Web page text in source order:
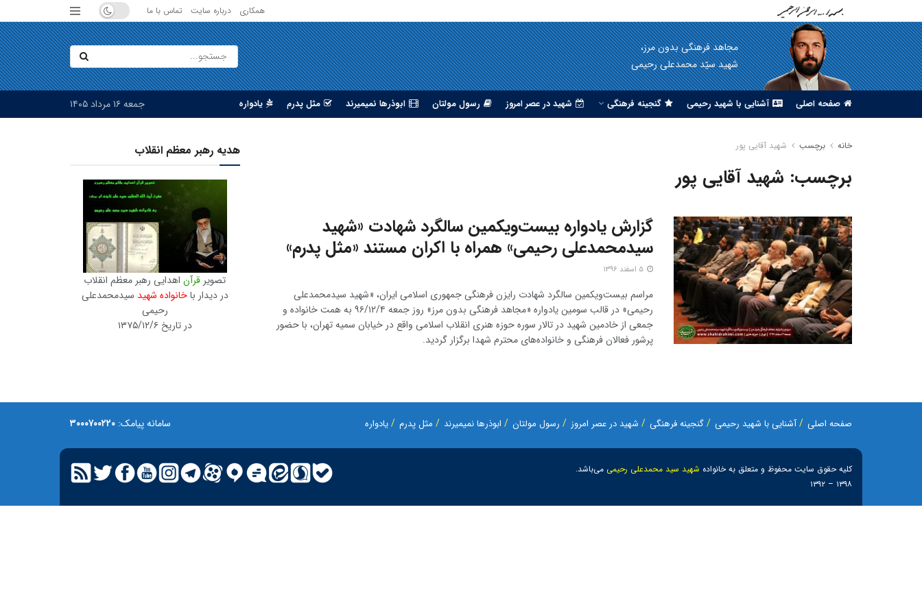
همکاری درباره سایت تماس با ما
مجاهد فرهنگی بدون مرز،
شهید سیّد محمدعلی رحیمی
صفحه اصلی آشنایی با شهید رحیمی گنجینه فرهنگی شهید در عصر امروز رسول مولتان ابوذرها نمیمیرند مثل پدرم یادواره جمعه ۱۶ مرداد ۱۴۰۵
خانه برچسب شهید آقایی پور
برچسب: شهید آقایی پور
گزارش یادواره بیست‌ویکمین سالگرد شهادت «شهید
سیدمحمدعلی رحیمی» همراه با اکران مستند «مثل پدرم»
مراسم بیست‌ویکمین سالگرد شهادت رایزن فرهنگی جمهوری اسلامی ایران، «شهید سیدمحمدعلی
رحیمی» در قالب سومین یادواره «مجاهد فرهنگی بدون مرز» روز جمعه ۹۶/۱۲/۴ به همت خانواده و
جمعی از خادمین شهید در تالار سوره حوزه هنری انقلاب اسلامی واقع در خیابان سمیه تهران، با حضور
پرشور فعالان فرهنگی و خانواده‌های محترم شهدا برگزار گردید.
هدیه رهبر معظم انقلاب
تصویر قرآناهدایی رهبر معظم انقلاب
در دیدار باخانواده شهید سیدمحمدعلی
رحیمی
در تاریخ ۱۳۷۵/۱۲/۶
سامانه پیامک: ۳۰۰۰۷۰۰۲۲۰ صفحه اصلی آشنایی با شهید رحیمی گنجینه فرهنگی شهید در عصر امروز رسول مولتان ابوذرها نمیمیرند مثل پدرم یادواره
کلیه حقوق سایت محفوظ و متعلق به خانواده شهید سید محمدعلی رحیمی می‌باشد.
۱۳۹۸ – ۱۳۹۲